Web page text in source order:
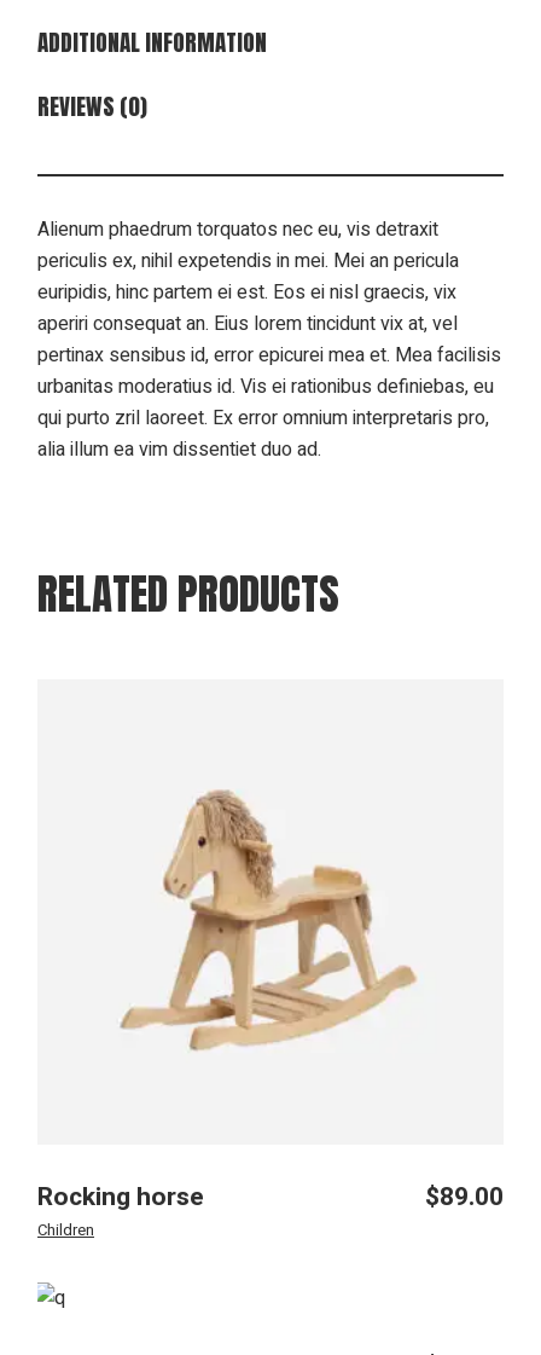
ADDITIONAL INFORMATION
REVIEWS (0)
Alienum phaedrum torquatos nec eu, vis detraxit
periculis ex, nihil expetendis in mei. Mei an pericula
euripidis, hinc partem ei est. Eos ei nisl graecis, vix
aperiri consequat an. Eius lorem tincidunt vix at, vel
pertinax sensibus id, error epicurei mea et. Mea facilisis
urbanitas moderatius id. Vis ei rationibus definiebas, eu
qui purto zril laoreet. Ex error omnium interpretaris pro,
alia illum ea vim dissentiet duo ad.
RELATED PRODUCTS
Rocking horse $89.00
Children